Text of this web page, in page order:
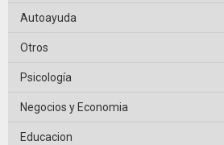
Autoayuda
Otros
Psicología
Negocios y Economia
Educacion